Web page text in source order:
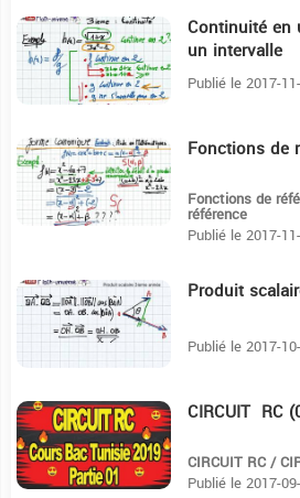
15:14 Continuité
un intervalle
Publié le 2017-
10 Fonctions de
Fonctions de
référence
Publié le 2017-
15:17 Produit
Publié le 2017-
8:48 CIRCUIT RC
CIRCUIT RC /
Publié le 2017-